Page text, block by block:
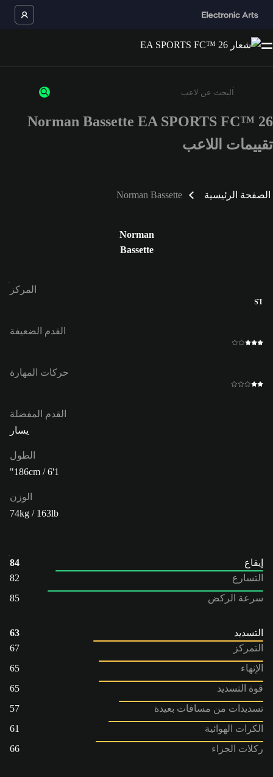
أدخل 3 أحرف أو أرقام على الأقل
Norman Bassette EA SPORTS FC™ 26
تقييمات اللاعب
الصفحة الرئيسية Norman Bassette
Norman
Bassette
المركز
ST
القدم الضعيفة
حركات المهارة
القدم المفضلة
يسار
الطول
186cm / 6'1"
الوزن
74kg / 163lb
إيقاع
84
التسارع
82
سرعة الركض
85
التسديد
63
التمركز
67
الإنهاء
65
قوة التسديد
65
تسديدات من مسافات بعيدة
57
الكرات الهوائية
61
ركلات الجزاء
66